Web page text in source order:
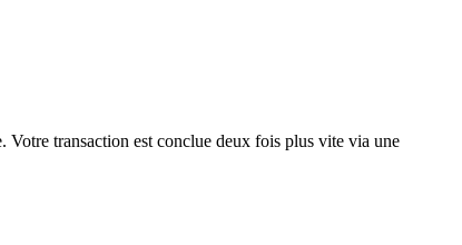
Votre transaction est conclue deux fois plus vite via une